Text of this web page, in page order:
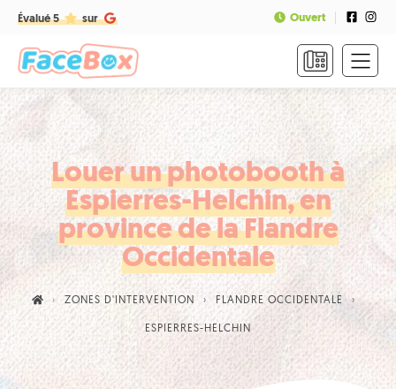
Évalué 5 sur Ouvert
ACCUEIL
FORMULES
&
TARIFS
FAQ
CONTACT
NOUS
APPELER
RÉSERVER
Louer un photobooth à
Espierres-Helchin, en
province de la Flandre
Occidentale
ZONES D'INTERVENTION FLANDRE OCCIDENTALE
ESPIERRES-HELCHIN